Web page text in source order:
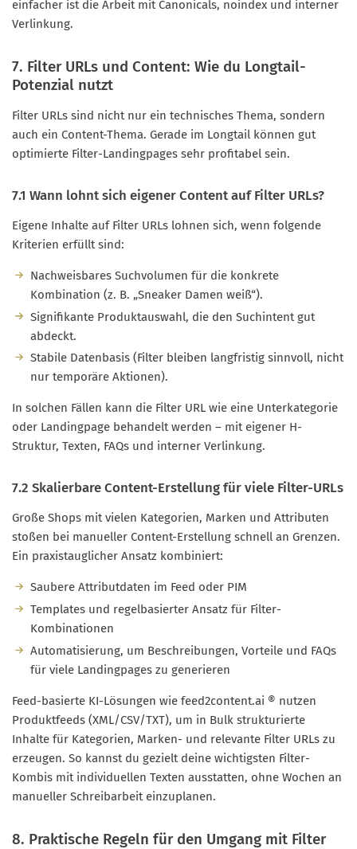
einfacher ist die Arbeit mit Canonicals, noindex und interner
Verlinkung.
7. Filter URLs und Content: Wie du Longtail-
Potenzial nutzt
Filter URLs sind nicht nur ein technisches Thema, sondern
auch ein Content-Thema. Gerade im Longtail können gut
optimierte Filter-Landingpages sehr profitabel sein.
7.1 Wann lohnt sich eigener Content auf Filter URLs?
Eigene Inhalte auf Filter URLs lohnen sich, wenn folgende
Kriterien erfüllt sind:
Nachweisbares Suchvolumen für die konkrete
Kombination (z. B. „Sneaker Damen weiß“).
Signifikante Produktauswahl, die den Suchintent gut
abdeckt.
Stabile Datenbasis (Filter bleiben langfristig sinnvoll, nicht
nur temporäre Aktionen).
In solchen Fällen kann die Filter URL wie eine Unterkategorie
oder Landingpage behandelt werden – mit eigener H-
Struktur, Texten, FAQs und interner Verlinkung.
7.2 Skalierbare Content-Erstellung für viele Filter-URLs
Große Shops mit vielen Kategorien, Marken und Attributen
stoßen bei manueller Content-Erstellung schnell an Grenzen.
Ein praxistauglicher Ansatz kombiniert:
Saubere Attributdaten im Feed oder PIM
Templates und regelbasierter Ansatz für Filter-
Kombinationen
Automatisierung, um Beschreibungen, Vorteile und FAQs
für viele Landingpages zu generieren
Feed-basierte KI-Lösungen wie feed2content.ai ® nutzen
Produktfeeds (XML/CSV/TXT), um in Bulk strukturierte
Inhalte für Kategorien, Marken- und relevante Filter URLs zu
erzeugen. So kannst du gezielt deine wichtigsten Filter-
Kombis mit individuellen Texten ausstatten, ohne Wochen an
manueller Schreibarbeit einzuplanen.
8. Praktische Regeln für den Umgang mit Filter